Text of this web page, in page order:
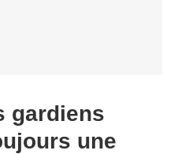
gardiens
une